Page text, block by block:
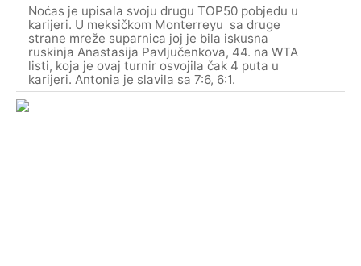
Noćas je upisala svoju drugu TOP50 pobjedu u
karijeri. U meksičkom Monterreyu sa druge
strane mreže suparnica joj je bila iskusna
ruskinja Anastasija Pavljučenkova, 44. na WTA
listi, koja je ovaj turnir osvojila čak 4 puta u
karijeri. Antonia je slavila sa 7:6, 6:1.